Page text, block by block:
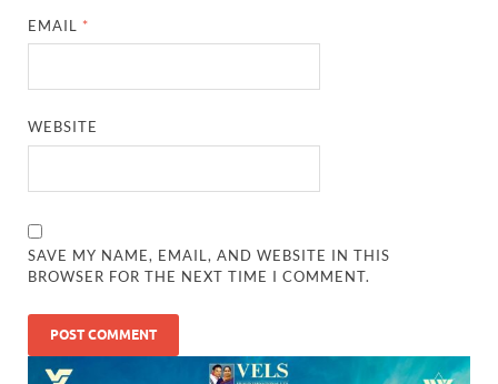
EMAIL *
WEBSITE
SAVE MY NAME, EMAIL, AND WEBSITE IN THIS
BROWSER FOR THE NEXT TIME I COMMENT.